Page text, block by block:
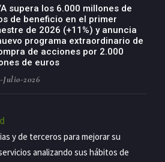
supera los 6.000 millones de
de beneficio en el primer
de 2026 (+11%) y anuncia
programa extraordinario de
de acciones por 2.000
de euros
Julio-2026
agro con un modelo global
Julio-2026
y de terceros para mejorar su
analizando sus hábitos de